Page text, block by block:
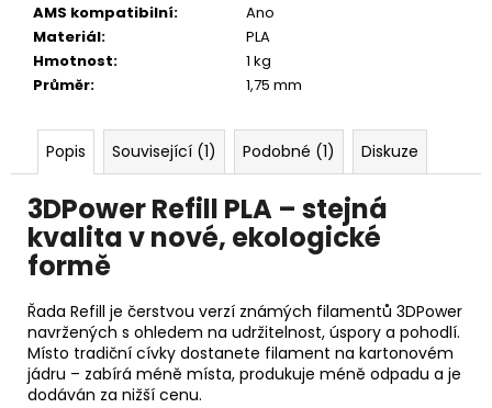
AMS kompatibilní:
Ano
Materiál:
PLA
Hmotnost:
1 kg
Průměr: 1,75 mm
Popis Související (1) Podobné (1) Diskuze
3DPower Refill PLA – stejná
kvalita v nové, ekologické
formě
Řada Refill je čerstvou verzí známých filamentů 3DPower
navržených s ohledem na udržitelnost, úspory a pohodlí.
Místo tradiční cívky dostanete filament na kartonovém
jádru – zabírá méně místa, produkuje méně odpadu a je
dodáván za nižší cenu.